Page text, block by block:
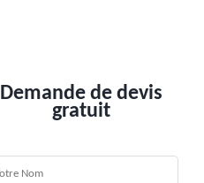
Demande de devis
gratuit